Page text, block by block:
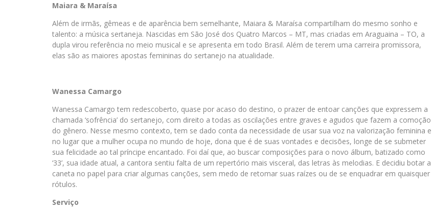
Maiara & Maraísa
Além de irmãs, gêmeas e de aparência bem semelhante, Maiara & Maraísa compartilham do mesmo sonho e
talento: a música sertaneja. Nascidas em São José dos Quatro Marcos – MT, mas criadas em Araguaina – TO, a
dupla virou referência no meio musical e se apresenta em todo Brasil. Além de terem uma carreira promissora,
elas são as maiores apostas femininas do sertanejo na atualidade.
Wanessa Camargo
Wanessa Camargo tem redescoberto, quase por acaso do destino, o prazer de entoar canções que expressem a
chamada ‘sofrência’ do sertanejo, com direito a todas as oscilações entre graves e agudos que fazem a comoção
do gênero. Nesse mesmo contexto, tem se dado conta da necessidade de usar sua voz na valorização feminina e
no lugar que a mulher ocupa no mundo de hoje, dona que é de suas vontades e decisões, longe de se submeter
sua felicidade ao tal príncipe encantado. Foi daí que, ao buscar composições para o novo álbum, batizado como
‘33’, sua idade atual, a cantora sentiu falta de um repertório mais visceral, das letras às melodias. E decidiu botar a
caneta no papel para criar algumas canções, sem medo de retomar suas raízes ou de se enquadrar em quaisquer
rótulos.
Serviço